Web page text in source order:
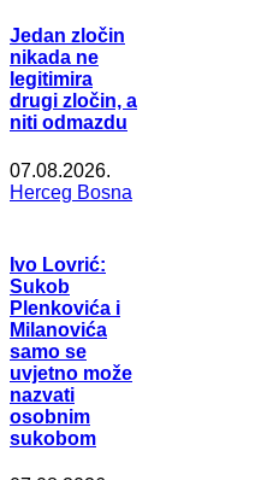
Jedan zločin
nikada ne
legitimira
drugi zločin, a
niti odmazdu
07.08.2026.
Herceg Bosna
Ivo Lovrić:
Sukob
Plenkovića i
Milanovića
samo se
uvjetno može
nazvati
osobnim
sukobom